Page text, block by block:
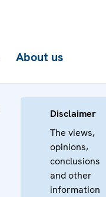
About us
Disclaimer
The views,
opinions,
conclusions
and other
information